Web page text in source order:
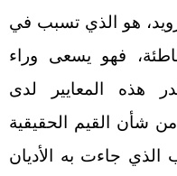
هو الذي تسبب في
فهو يسعى وراء
هذه المعايير لدى
شأن القيم الحقيقية
الذي جاءت به الأديان